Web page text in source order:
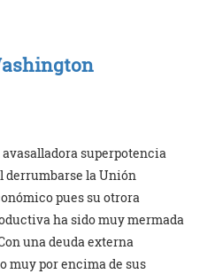
avasalladora superpotencia
derrumbarse la Unión
pues su otrora
ha sido muy mermada
una deuda externa
muy por encima de sus